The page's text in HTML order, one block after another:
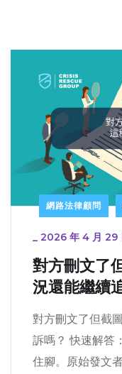
網路法律顧問
_ 2026 年 4 月 29
對方刪文了
況還能繼續
對方刪文了但截
訴嗎？ 快速解答
住腳。原始發文